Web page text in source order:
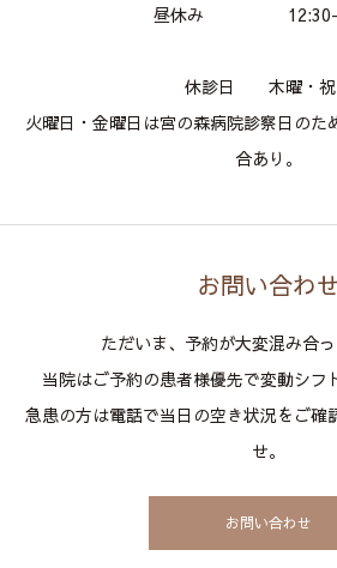
昼休み 12:30-
休診日 木曜・祝
火曜日・金曜日は宮の森病院診察日のた
合あり。
お問い合わ
ただいま、予約が大変混み合っ
当院はご予約の患者様優先で変動シフ
急患の方は電話で当日の空き状況をご確
せ。
お問い合わせ